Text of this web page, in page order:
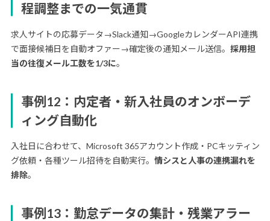
程調整までの一気通貫
求人サイトの応募データ→Slack通知→GoogleカレンダーAPI連携
で面接候補日を自動オファー→確定後の通知メール送信。 採用担
当の往復メール工数を1/3に。
事例12：内定者・新入社員のオンボーデ
ィング自動化
入社日に合わせて、Microsoft 365アカウント作成・PCキッティン
グ依頼・各種ツール招待を自動実行。 情シスと人事の連携漏れを
排除。
事例13：勤怠データの集計・残業アラー